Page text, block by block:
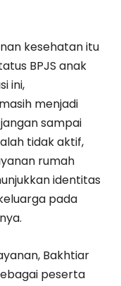
kesehatan itu
BPJS anak
ini,
menjadi
sampai
tidak aktif,
rumah
identitas
pada
Bakhtiar
peserta